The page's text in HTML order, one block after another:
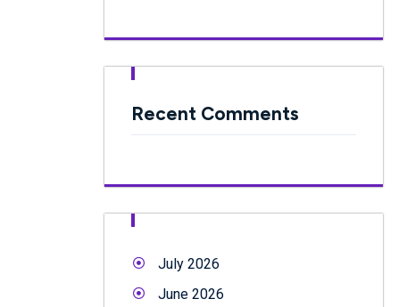
Recent Comments
July 2026
June 2026